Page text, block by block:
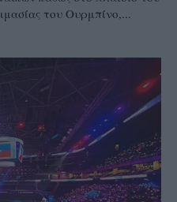
του Ουρμπίνο,...